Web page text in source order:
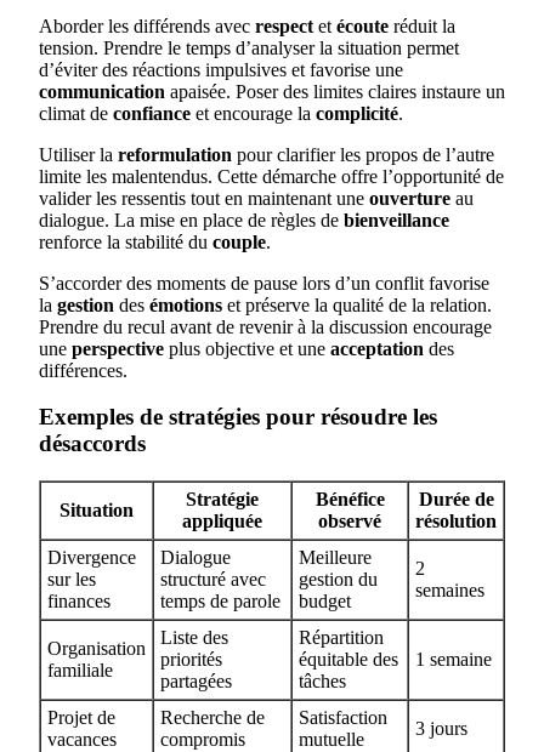
Aborder les différends avec respect et écoute réduit la
tension. Prendre le temps d’analyser la situation permet
d’éviter des réactions impulsives et favorise une
communication apaisée. Poser des limites claires instaure un
climat de confiance et encourage la complicité.
Utiliser la reformulation pour clarifier les propos de l’autre
limite les malentendus. Cette démarche offre l’opportunité de
valider les ressentis tout en maintenant une ouverture au
dialogue. La mise en place de règles de bienveillance
renforce la stabilité du couple.
S’accorder des moments de pause lors d’un conflit favorise
la gestion des émotions et préserve la qualité de la relation.
Prendre du recul avant de revenir à la discussion encourage
une perspective plus objective et une acceptation des
différences.
Exemples de stratégies pour résoudre les
désaccords
Situation
Stratégie
appliquée
Bénéfice
observé
Durée de
résolution
Divergence
sur les
finances
Dialogue
structuré avec
temps de parole
Meilleure
gestion du
budget
2
semaines
Organisation
familiale
Liste des
priorités
partagées
Répartition
équitable des
tâches
1 semaine
Projet de
vacances
Recherche de
compromis
Satisfaction
mutuelle
3 jours